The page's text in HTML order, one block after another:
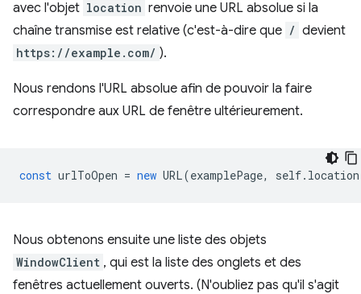
avec l'objet location renvoie une URL absolue si la
chaîne transmise est relative (c'est-à-dire que / devient
https://example.com/ ).
Nous rendons l'URL absolue afin de pouvoir la faire
correspondre aux URL de fenêtre ultérieurement.
const urlToOpen = new URL(examplePage, self. location
Nous obtenons ensuite une liste des objets
WindowClient , qui est la liste des onglets et des
fenêtres actuellement ouverts. (N'oubliez pas qu'il s'agit